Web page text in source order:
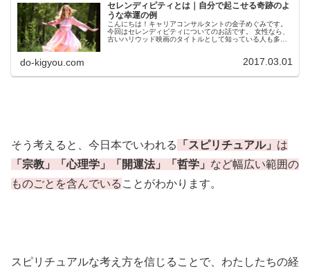
セレンディピティとは｜自分で起こせる奇跡のよ
うな幸運の例
こんにちは！キャリアコンサルタントの金子めぐみです。
今回はセレンディピティについてのお話です。 女性なら、
古いハリウッド映画のタイトルとして知っている人も多い
do-kigyou.com 2017.03.01
そう考えると、今日本でいわれる 「スピリチュアル」 は
「宗教」「心理学」「開運法」「哲学」 など幅広い範囲の
ものごとを含んでいる ことがわかります。
スピリチュアルな考え方を信じることで、わたしたちの経